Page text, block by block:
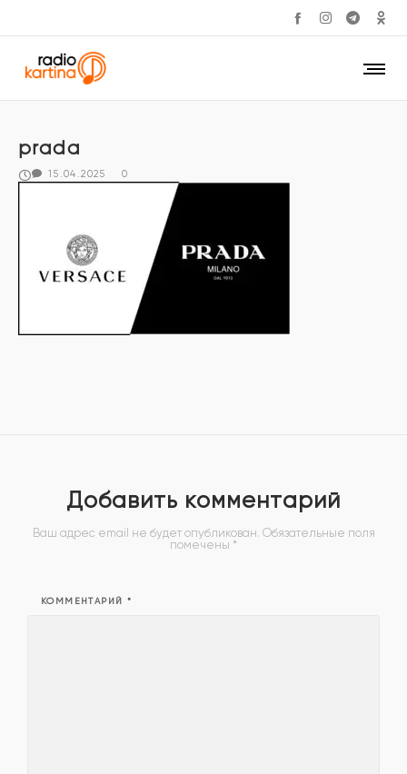
prada
15.04.2025 0
Добавить комментарий
Ваш адрес email не будет опубликован. Обязательные поля
помечены *
КОММЕНТАРИЙ *